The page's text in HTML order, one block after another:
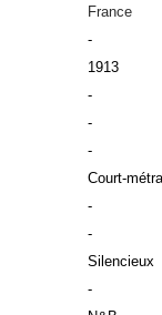
France
-
1913
-
-
-
Court-
-
-
Silencieux
-